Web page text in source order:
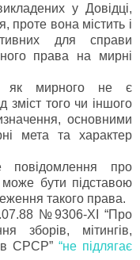
у Довідці,
проте вона містить і
для справи
права на мирні
як мирного не є
зміст того чи іншого
основними
мета та характер
про
бути підставою
такого права.
№9306-XI “Про
зборів, мітингів,
в СРСР” “не підлягає